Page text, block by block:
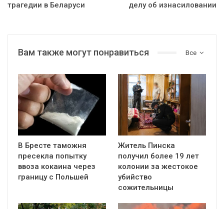
трагедии в Беларуси
делу об изнасиловании
Все
Вам также могут понравиться
В Бресте таможня
пресекла попытку
ввоза кокаина через
границу с Польшей
Житель Пинска
получил более 19 лет
колонии за жестокое
убийство
сожительницы